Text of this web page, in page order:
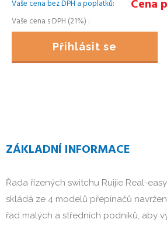
Vaše cena bez DPH a poplatků
Cena
Vaše cena s DPH (21%)
Přihlásit se
ZÁKLADNÍ INFORMACE
Řada řízených switchu Ruijie Real-
skládá ze 4 modelů přepínačů
řad malých a středních podniků, aby